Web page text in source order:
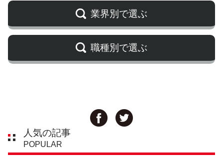
業界別で選ぶ
職種別で選ぶ
人気の記事
POPULAR